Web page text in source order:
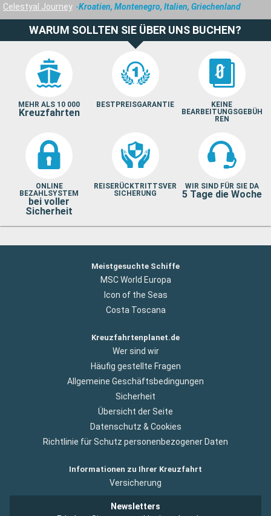
Celestyal Journey
Kroatien, Montenegro, Italien, Griechenland
WARUM SOLLTEN SIE ÜBER UNS BUCHEN?
MEHR ALS 10 000
Kreuzfahrten
BESTPREISGARANTIE
KEINE
BEARBEITUNGSGEBÜH
REN
ONLINE
BEZAHLSYSTEM
bei voller
Sicherheit
REISERÜCKTRITTSVER
SICHERUNG
WIR SIND FÜR SIE DA
5 Tage die Woche
Meistgesuchte Schiffe
MSC World Europa
Icon of the Seas
Costa Toscana
Kreuzfahrtenplanet.de
Wer sind wir
Häufig gestellte Fragen
Allgemeine Geschäftsbedingungen
Sicherheit
Übersicht der Seite
Datenschutz & Cookies
Richtlinie für Schutz personenbezogener Daten
Informationen zu Ihrer Kreuzfahrt
Versicherung
Newsletters